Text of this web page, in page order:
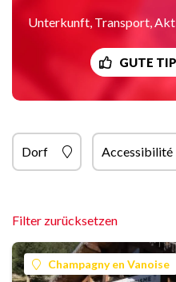
Unterkunft, Transport,
GUTE
Dorf Accessibilité
Filter zurücksetzen
Champagny en Vanoise